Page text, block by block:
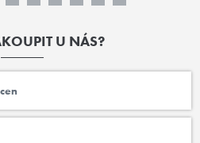
U NÁS?